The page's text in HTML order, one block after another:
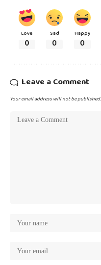
Love
0
Sad
0
Happy
0
Leave a Comment
Your email address will not be published.